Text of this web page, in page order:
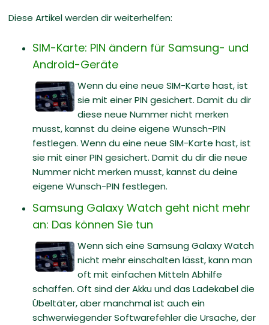
Diese Artikel werden dir weiterhelfen:
SIM-Karte: PIN ändern für Samsung- und
Android-Geräte
Wenn du eine neue SIM-Karte hast, ist
sie mit einer PIN gesichert. Damit du dir
diese neue Nummer nicht merken
musst, kannst du deine eigene Wunsch-PIN
festlegen. Wenn du eine neue SIM-Karte hast, ist
sie mit einer PIN gesichert. Damit du dir die neue
Nummer nicht merken musst, kannst du deine
eigene Wunsch-PIN festlegen.
Samsung Galaxy Watch geht nicht mehr
an: Das können Sie tun
Wenn sich eine Samsung Galaxy Watch
nicht mehr einschalten lässt, kann man
oft mit einfachen Mitteln Abhilfe
schaffen. Oft sind der Akku und das Ladekabel die
Übeltäter, aber manchmal ist auch ein
schwerwiegender Softwarefehler die Ursache, der